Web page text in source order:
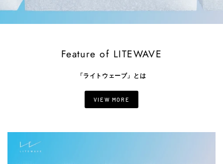
Feature of LITEWAVE
「ライトウェーブ」とは
VIEW MORE